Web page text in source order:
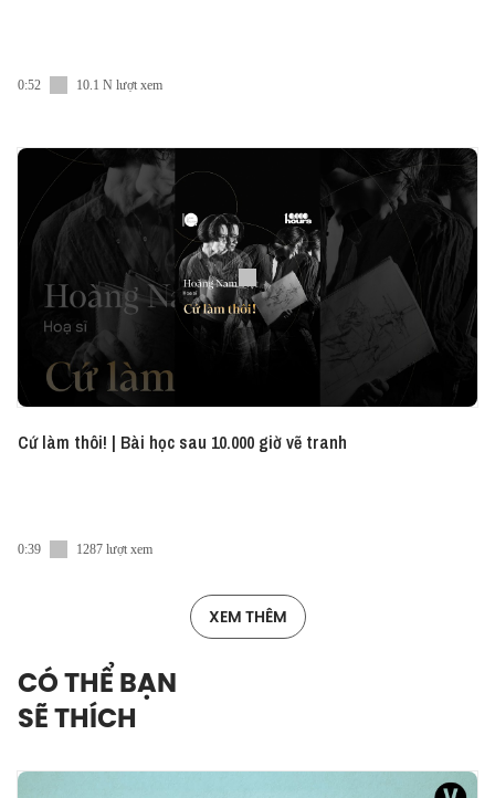
0:52 10.1 N lượt xem
Cứ làm thôi! | Bài học sau 10.000 giờ vẽ tranh
0:39 1287 lượt xem
XEM THÊM
CÓ THỂ BẠN
SẼ THÍCH